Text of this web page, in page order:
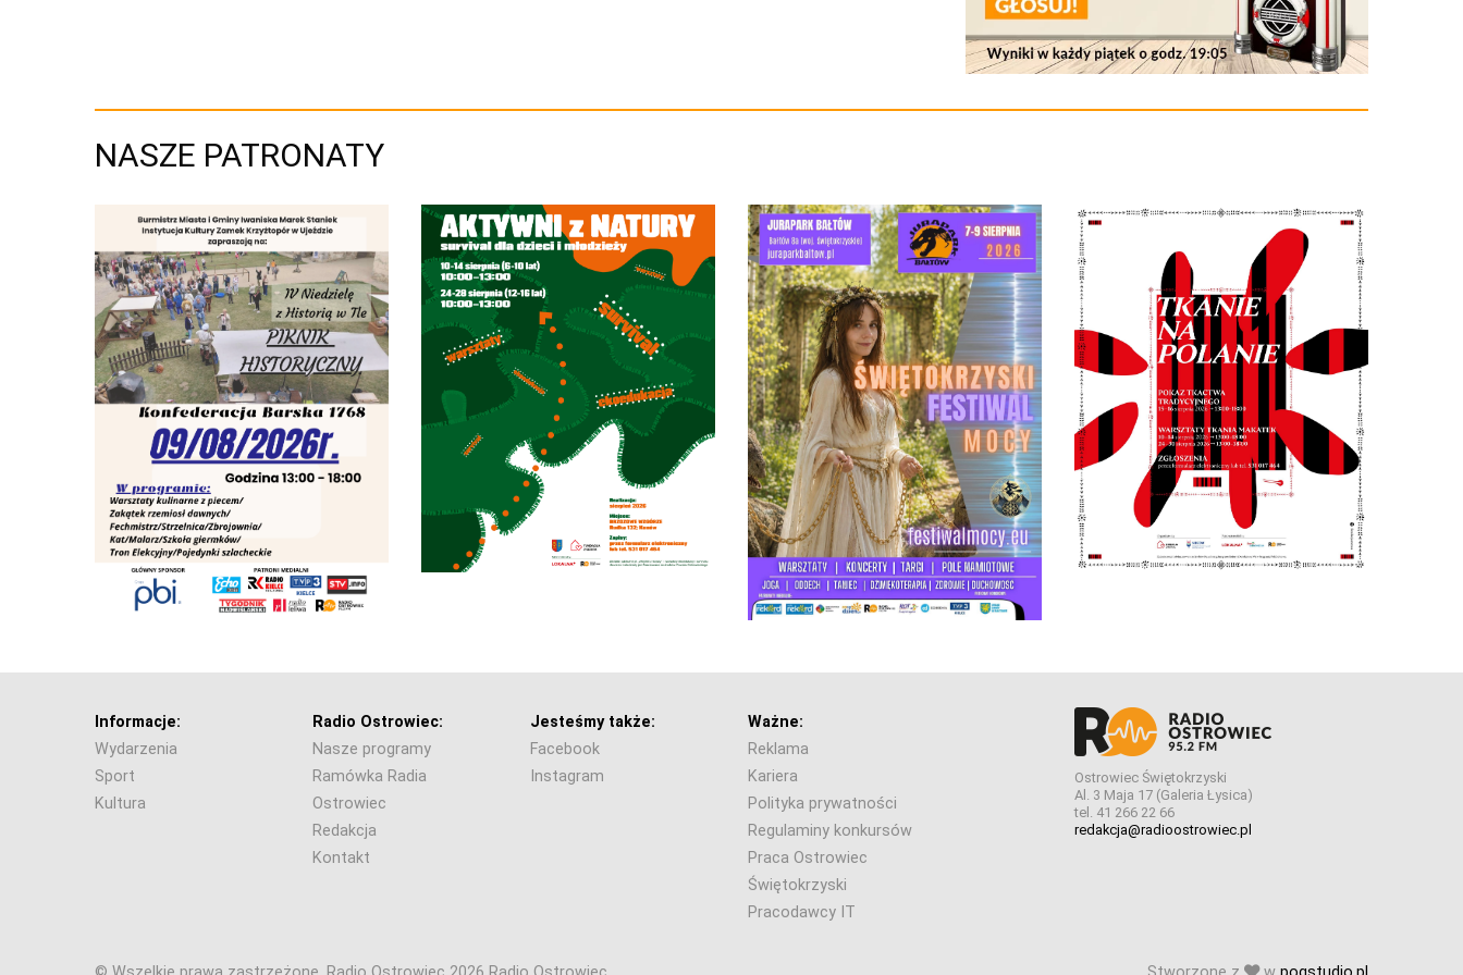
NASZE PATRONATY
Informacje:
Wydarzenia
Sport
Kultura
Radio Ostrowiec:
Nasze programy
Ramówka Radia
Ostrowiec
Redakcja
Kontakt
Jesteśmy także:
Facebook
Instagram
Ważne:
Reklama
Kariera
Polityka prywatności
Regulaminy konkursów
Praca Ostrowiec
Świętokrzyski
Pracodawcy IT
Ostrowiec Świętokrzyski
Al. 3 Maja 17 (Galeria Łysica)
tel. 41 266 22 66
redakcja@radioostrowiec.pl